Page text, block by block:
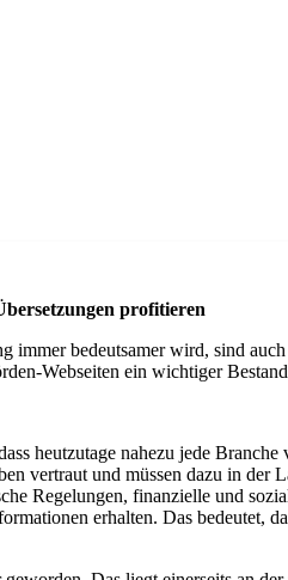
profitieren
bedeutsamer wird, sind
Webseiten ein wichtiger
heutzutage nahezu jede
vertraut und müssen dazu in
Regelungen, finanzielle und
erhalten. Das bedeutet,